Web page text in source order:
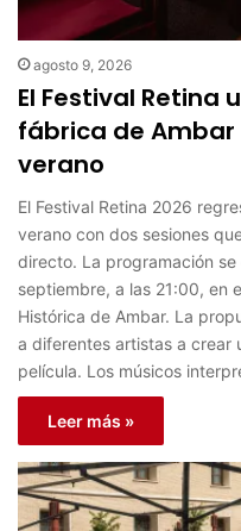
agosto 9, 2026
El Festival Retina
fábrica de Ambar
verano
El Festival Retina 2026
verano con dos sesiones
directo. La programación
septiembre, a las 21:00, en
Histórica de Ambar. La
a diferentes artistas a crear
película. Los músicos
Leer más »